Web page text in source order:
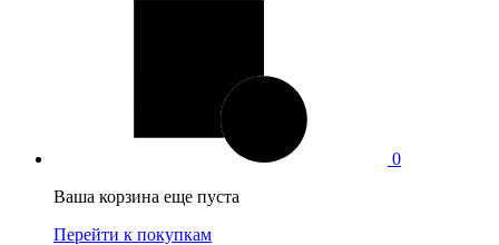
0
Ваша корзина еще пуста
Перейти к покупкам